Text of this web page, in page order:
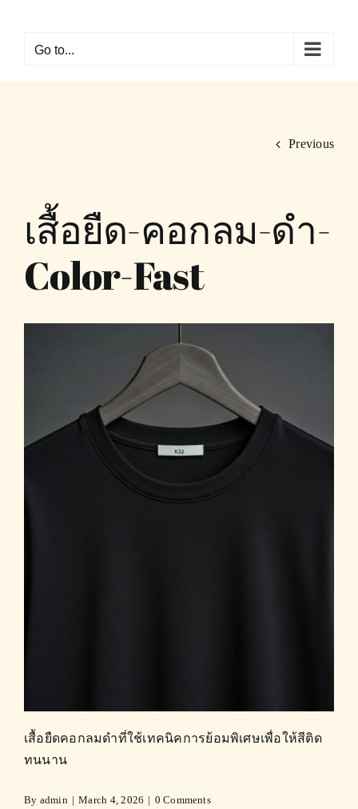
contentGo to...
Previous
เสื้อยืด-คอกลม-ดำ-
Color-Fast
เสื้อยืดคอกลมดำที่ใช้เทคนิคการย้อมพิเศษเพื่อให้สีติด
ทนนาน
By admin | March 4, 2026 | 0 Comments